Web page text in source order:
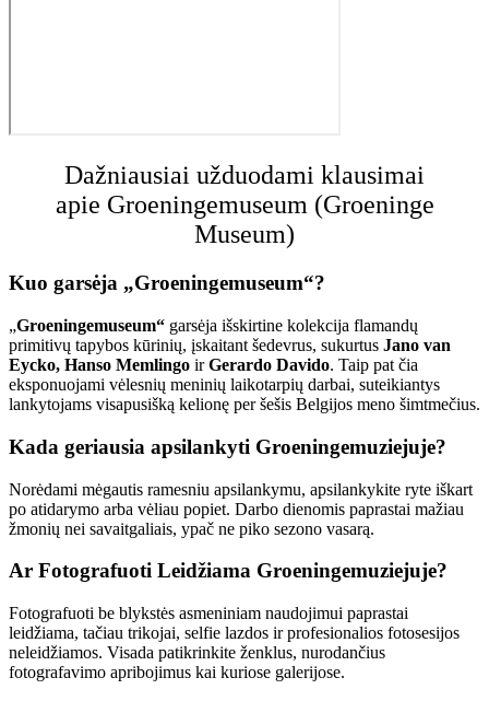
Dažniausiai užduodami klausimai
apie Groeningemuseum (Groeninge
Museum)
Kuo garsėja „Groeningemuseum“?
„Groeningemuseum“ garsėja išskirtine kolekcija flamandų
primitivų tapybos kūrinių, įskaitant šedevrus, sukurtus Jano van
Eycko, Hanso Memlingo irGerardo Davido. Taip pat čia
eksponuojami vėlesnių meninių laikotarpių darbai, suteikiantys
lankytojams visapusišką kelionę per šešis Belgijos meno šimtmečius.
Kada geriausia apsilankyti Groeningemuziejuje?
Norėdami mėgautis ramesniu apsilankymu, apsilankykite ryte iškart
po atidarymo arba vėliau popiet. Darbo dienomis paprastai mažiau
žmonių nei savaitgaliais, ypač ne piko sezono vasarą.
Ar Fotografuoti Leidžiama Groeningemuziejuje?
Fotografuoti be blykstės asmeniniam naudojimui paprastai
leidžiama, tačiau trikojai, selfie lazdos ir profesionalios fotosesijos
neleidžiamos. Visada patikrinkite ženklus, nurodančius
fotografavimo apribojimus kai kuriose galerijose.